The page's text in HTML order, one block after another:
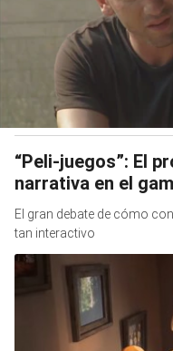
“Peli-juegos”: El
narrativa en el
El gran debate de cómo
tan interactivo